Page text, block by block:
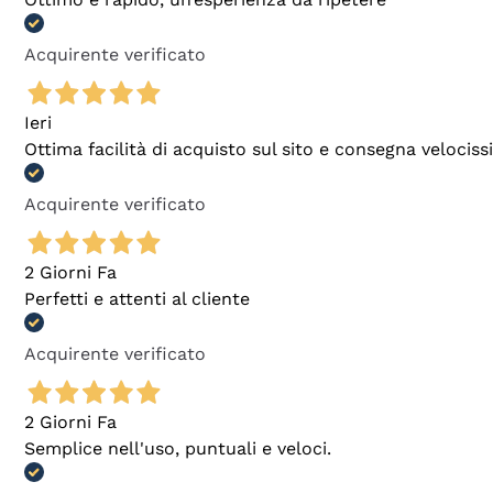
Acquirente verificato
Ieri
Ottima facilità di acquisto sul sito e consegna
Acquirente verificato
2 Giorni Fa
Perfetti e attenti al cliente
Acquirente verificato
2 Giorni Fa
Semplice nell'uso, puntuali e veloci.